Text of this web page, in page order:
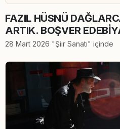
FAZIL HÜSNÜ
ARTIK. BOŞVER
28 Mart 2026 "Şiir Sanatı" içinde